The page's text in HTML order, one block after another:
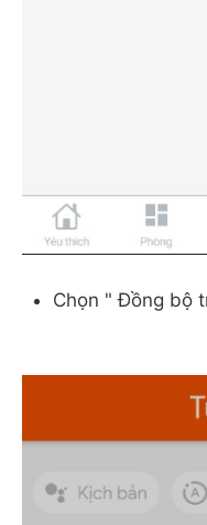
Chọn " Đồng bộ